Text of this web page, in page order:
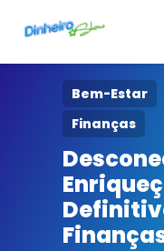
Sobre
Contato
Privacidade
Bem-Estar
Finanças